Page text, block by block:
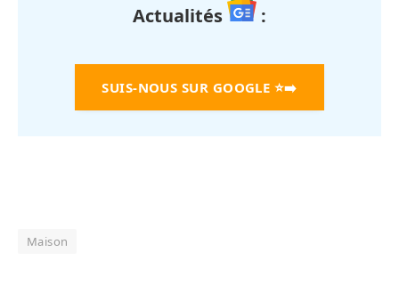
Actualités
:
SUIS-NOUS SUR GOOGLE ⭐➡️
Maison